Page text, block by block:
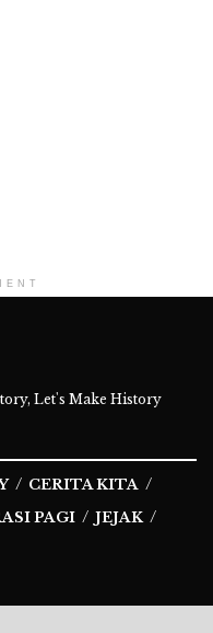
Let's Make History
CERITA KITA
PAGI
JEJAK